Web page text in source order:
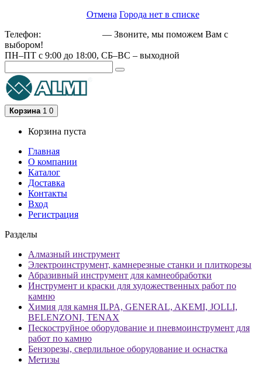
Отмена Города нет в списке
Телефон:
— Звоните, мы поможем Вам с
выбором!
ПН–ПТ с 9:00 до 18:00, СБ–ВС – выходной
Корзина 1 0
Корзина пуста
Главная
О компании
Каталог
Доставка
Контакты
Вход
Регистрация
Разделы
Алмазный инструмент
Электроинструмент, камнерезные станки и плиткорезы
Абразивный инструмент для камнеобработки
Инструмент и краски для художественных работ по
камню
Химия для камня ILPA, GENERAL, AKEMI, JOLLI,
BELENZONI, TENAX
Пескоструйное оборудование и пневмоинструмент для
работ по камню
Бензорезы, сверлильное оборудование и оснастка
Метизы